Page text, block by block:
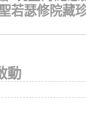
若瑟修院藏
動